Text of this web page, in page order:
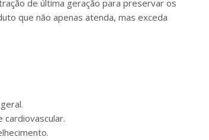
de última geração para preservar os
que não apenas atenda, mas exceda
cardiovascular.